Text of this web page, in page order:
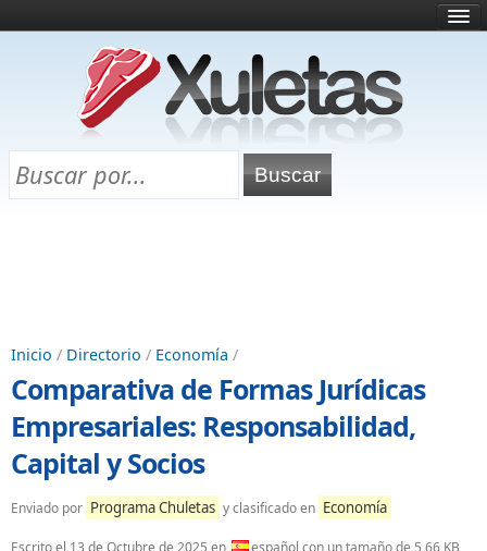
¿Qué es esto?
Directorio
Chuletas para exámenes
Inicio / Directorio / Economía /
Comparativa de Formas Jurídicas
Empresariales: Responsabilidad,
Capital y Socios
Enviado por Programa Chuletas y clasificado en Economía
Escrito el 13 de Octubre de 2025 en español con un tamaño de 5,66 KB